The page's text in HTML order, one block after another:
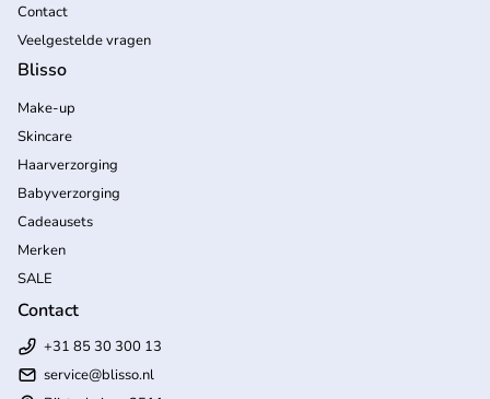
Contact
Veelgestelde vragen
Blisso
Make-up
Skincare
Haarverzorging
Babyverzorging
Cadeausets
Merken
SALE
Contact
+31 85 30 300 13
service@blisso.nl